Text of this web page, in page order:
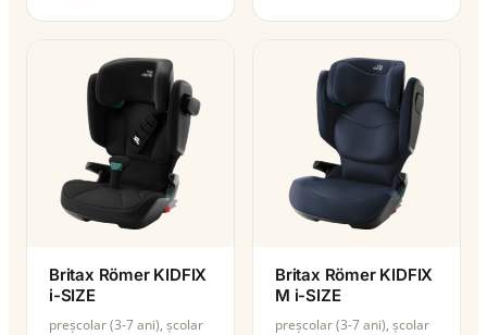
Britax Römer KIDFIX
i-SIZE
preșcolar (3-7 ani), școlar
Britax Römer KIDFIX
M i-SIZE
preșcolar (3-7 ani), școlar